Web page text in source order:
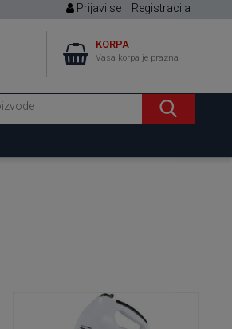
Prijavi se Registracija
KORPA
Vasa korpa je prazna